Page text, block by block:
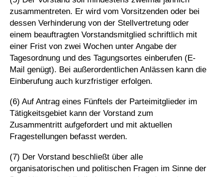
zusammentreten. Er wird vom Vorsitzenden oder bei
dessen Verhinderung von der Stellvertretung oder
einem beauftragten Vorstandsmitglied schriftlich mit
einer Frist von zwei Wochen unter Angabe der
Tagesordnung und des Tagungsortes einberufen (E-
Mail genügt). Bei außerordentlichen Anlässen kann die
Einberufung auch kurzfristiger erfolgen.
(6) Auf Antrag eines Fünftels der Parteimitglieder im
Tätigkeitsgebiet kann der Vorstand zum
Zusammentritt aufgefordert und mit aktuellen
Fragestellungen befasst werden.
(7) Der Vorstand beschließt über alle
organisatorischen und politischen Fragen im Sinne der